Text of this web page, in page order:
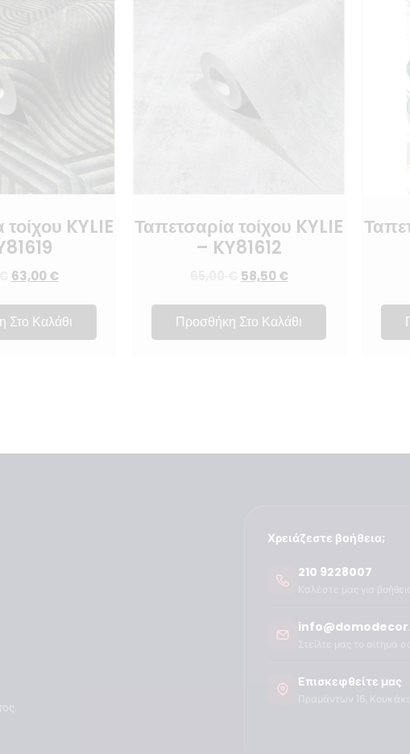
KYLIE
63,00€
Στο Καλάθι
Ταπετσαρία τοίχου KYLIE
– KY81612
58,50€
Προσθήκη Στο Καλάθι
Χρειάζεστε βοήθεια;
210 9228007
Επισκεφθείτε μας
Πραμάντων 16, Κουκάκι